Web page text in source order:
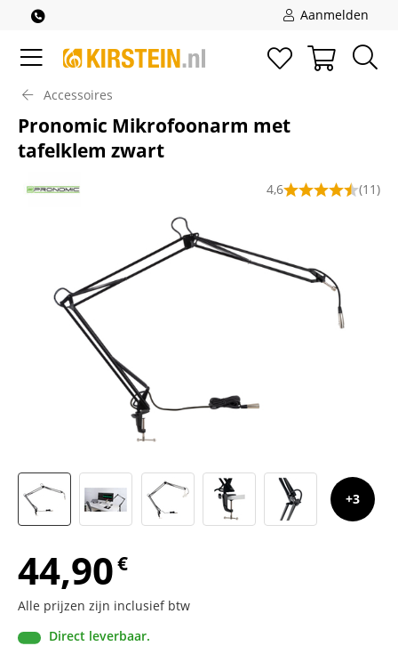
Aanmelden
Accessoires
Pronomic Mikrofoonarm met
tafelklem zwart
4,6 (11)
3
44,90€
Alle prijzen zijn inclusief btw
Direct leverbaar.